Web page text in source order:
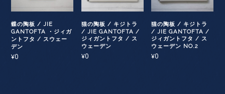
蝶の陶板 / JIE
GANTOFTA ・ジィガ
ントフタ / スウェー
デン
¥0
猫の陶板 / キジトラ
/ JIE GANTOFTA /
ジィガントフタ / ス
ウェーデン
¥0
猫の陶板 / キジトラ
/ JIE GANTOFTA /
ジィガントフタ / ス
ウェーデン NO.2
¥0